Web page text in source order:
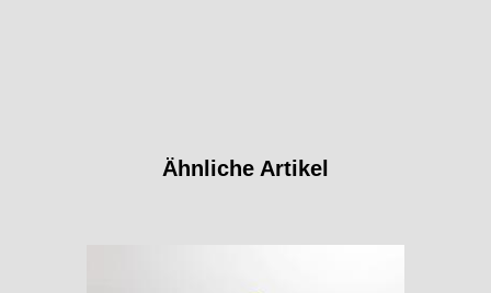
Ähnliche Artikel